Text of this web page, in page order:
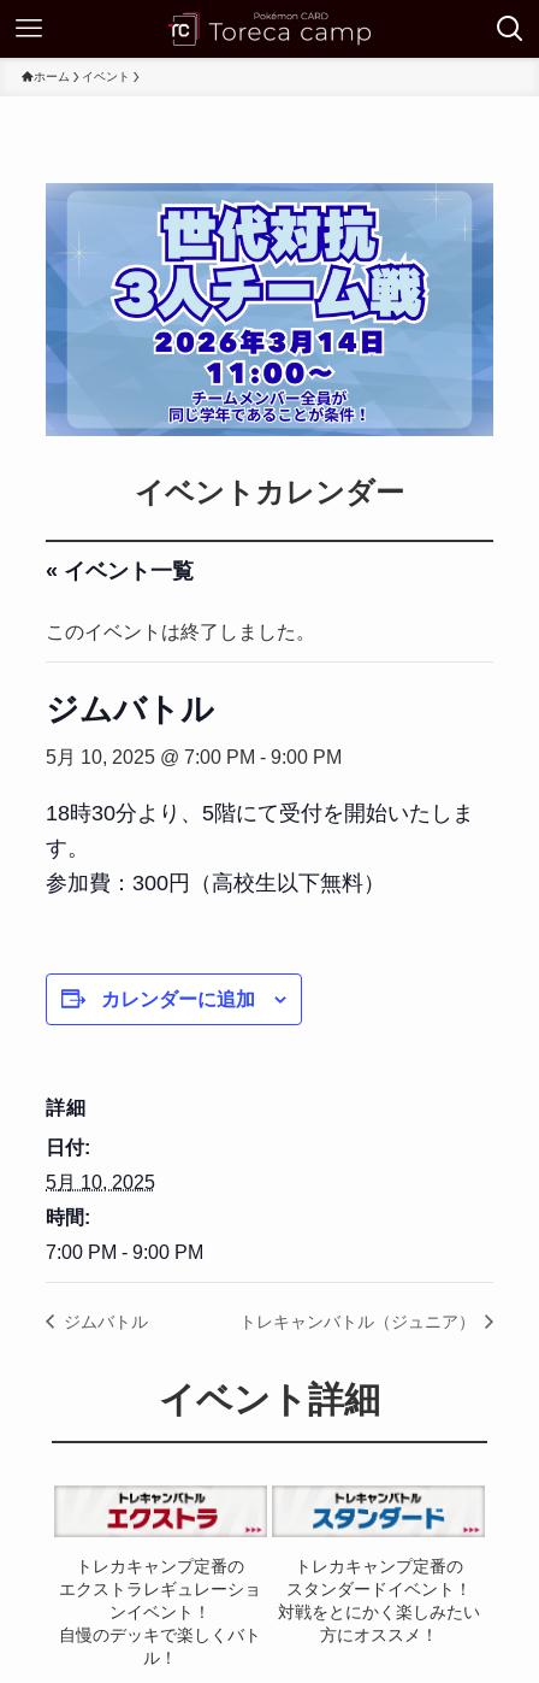
ホーム イベント
イベントカレンダー
« イベント一覧
このイベントは終了しました。
ジムバトル
5月 10, 2025 @ 7:00 PM - 9:00 PM
18時30分より、5階にて受付を開始いたしま
す。
参加費：300円（高校生以下無料）
カレンダーに追加
詳細
日付:
5月 10, 2025
時間:
7:00 PM - 9:00 PM
ジムバトル トレキャンバトル（ジュニア）
イベント詳細
トレカキャンプ定番の
エクストラレギュレーショ
ンイベント！
自慢のデッキで楽しくバト
ル！
トレカキャンプ定番の
スタンダードイベント！
対戦をとにかく楽しみたい
方にオススメ！